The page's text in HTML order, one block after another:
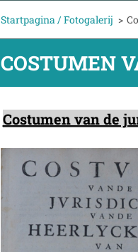
Startpagina / Fotogalerij >
COSTUMEN
Costumen van de